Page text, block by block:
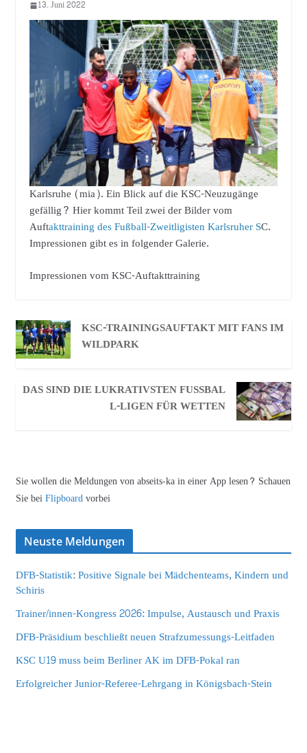
13. Juni 2022
Karlsruhe (mia). Ein Blick auf die KSC-Neuzugänge
gefällig? Hier kommt Teil zwei der Bilder vom
Auftakttraining des Fußball-Zweitligisten Karlsruher SC.
Impressionen gibt es in folgender Galerie.
Impressionen vom KSC-Auftakttraining
KSC-TRAININGSAUFTAKT MIT FANS IM
WILDPARK
DAS SIND DIE LUKRATIVSTEN FUSSBALL
-LIGEN FÜR WETTEN
Sie wollen die Meldungen von abseits-ka in einer App lesen? Schauen
Sie beiFlipboardvorbei
Neuste Meldungen
DFB-Statistik: Positive Signale bei Mädchenteams, Kindern und
Schiris
Trainer/innen-Kongress 2026: Impulse, Austausch und Praxis
DFB-Präsidium beschließt neuen Strafzumessungs-Leitfaden
KSC U19 muss beim Berliner AK im DFB-Pokal ran
Erfolgreicher Junior-Referee-Lehrgang in Königsbach-Stein